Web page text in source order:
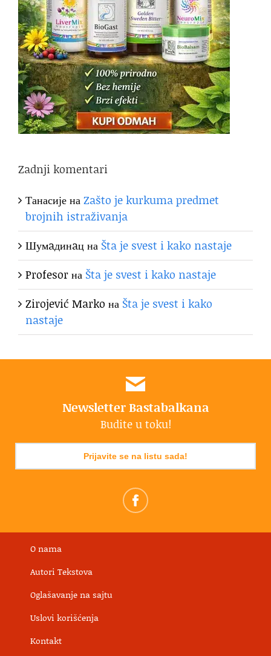
Zadnji komentari
ТанасијенаZašto je kurkuma predmet
brojnih istraživanja
Шумaдинaцна Šta je svest i kako nastaje
Profesorна Šta je svest i kako nastaje
Zirojević Marko на Šta je svest i kako
nastaje
Newsletter Bastabalkana
Budite u toku!
Prijavite se na listu sada!
O nama
Autori Tekstova
Oglašavanje na sajtu
Uslovi korišćenja
Kontakt